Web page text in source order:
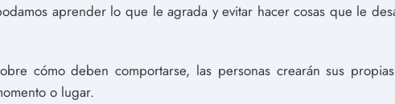
aprender lo que le agrada y evitar hacer cosas que le
cómo deben comportarse, las personas crearán sus
o lugar.